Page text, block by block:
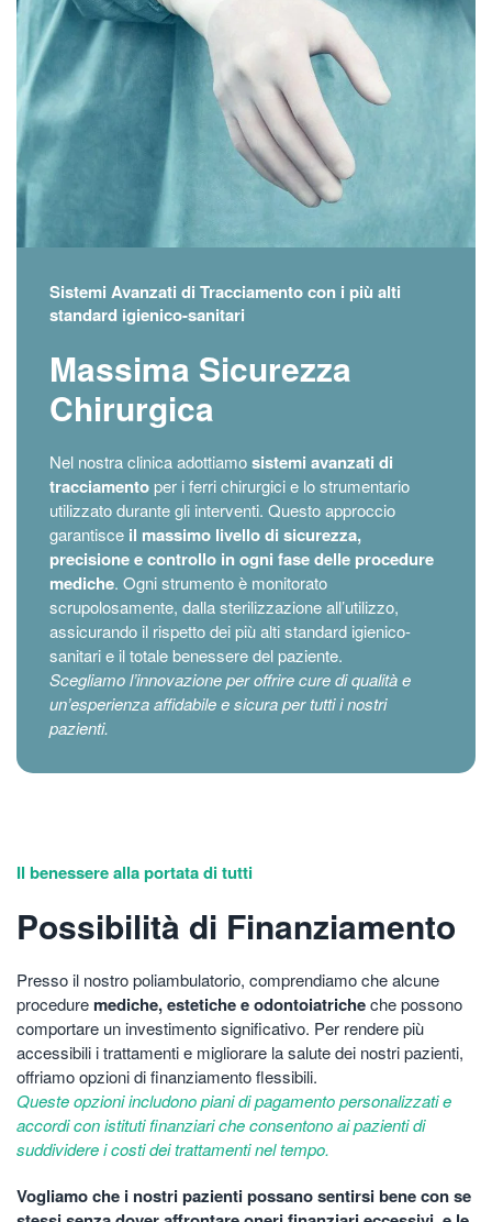
Sistemi Avanzati di Tracciamento con i più alti
standard igienico-sanitari
Massima Sicurezza
Chirurgica
Nel nostra clinica adottiamosistemi avanzati di
tracciamentoper i ferri chirurgici e lo strumentario
utilizzato durante gli interventi. Questo approccio
garantisce il massimo livello di sicurezza,
precisione e controllo in ogni fase delle procedure
mediche. Ogni strumento è monitorato
scrupolosamente, dalla sterilizzazione all’utilizzo,
assicurando il rispetto dei più alti standard igienico-
sanitari e il totale benessere del paziente.
Scegliamo l’innovazione per offrire cure di qualità e
un’esperienza affidabile e sicura per tutti i nostri
pazienti.
Il benessere alla portata di tutti
Possibilità di Finanziamento
Presso il nostro poliambulatorio, comprendiamo che alcune
proceduremediche, estetiche e odontoiatricheche possono
comportare un investimento significativo. Per rendere più
accessibili i trattamenti e migliorare la salute dei nostri pazienti,
offriamo opzioni di finanziamento flessibili.
Queste opzioni includono piani di pagamento personalizzati e
accordi con istituti finanziari che consentono ai pazienti di
suddividere i costi dei trattamenti nel tempo.
Vogliamo che i nostri pazienti possano sentirsi bene con se